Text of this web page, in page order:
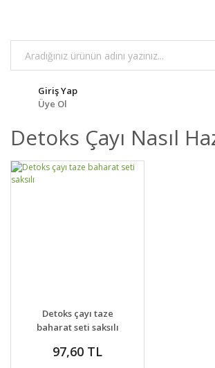
Giriş Yap
Üye Ol
Detoks Çayı Nasıl
DETAYLAR
VER
Detoks çayı taze
baharat seti saksılı
97,60 TL